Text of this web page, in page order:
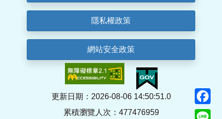
隱私權政策
網站安全政策
更新日期：2026-08-06 14:50:51.0
累積瀏覽人次：477476959